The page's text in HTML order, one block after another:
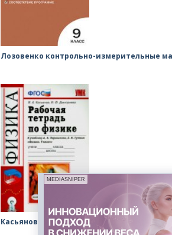
Лозовенко контрольно-измерительные
Касьянов Дмитриева рабочая тетрадь
MEDIASNIPER